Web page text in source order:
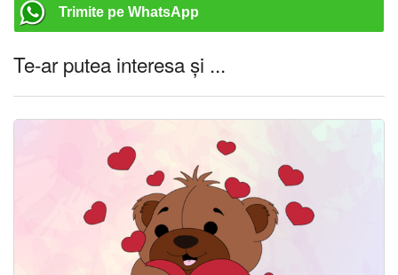
Trimite pe WhatsApp
Te-ar putea interesa și ...